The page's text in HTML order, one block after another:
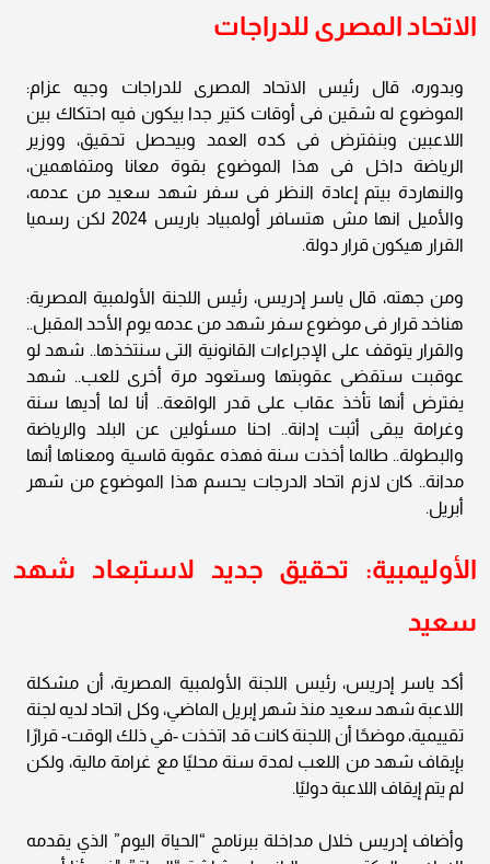
الاتحاد المصرى للدراجات
وبدوره، قال رئيس الاتحاد المصرى للدراجات وجيه عزام:
الموضوع له شقين فى أوقات كتير جدا بيكون فيه احتكاك بين
اللاعبين وبنفترض فى كده العمد وبيحصل تحقيق، ووزير
الرياضة داخل فى هذا الموضوع بقوة معانا ومتفاهمين،
والنهاردة بيتم إعادة النظر فى سفر شهد سعيد من عدمه،
والأميل انها مش هتسافر أولمبياد باريس 2024 لكن رسميا
القرار هيكون قرار دولة.
ومن جهته، قال ياسر إدريس، رئيس اللجنة الأولمبية المصرية:
هناخد قرار فى موضوع سفر شهد من عدمه يوم الأحد المقبل..
والقرار يتوقف على الإجراءات القانونية التى سنتخذها.. شهد لو
عوقبت ستقضى عقوبتها وستعود مرة أخرى للعب.. شهد
يفترض أنها تأخذ عقاب على قدر الواقعة.. أنا لما أديها سنة
وغرامة يبقى أثبت إدانة.. احنا مسئولين عن البلد والرياضة
والبطولة.. طالما أخذت سنة فهذه عقوبة قاسية ومعناها أنها
مدانة.. كان لازم اتحاد الدرجات يحسم هذا الموضوع من شهر
أبريل.
الأوليمبية: تحقيق جديد لاستبعاد شهد
سعيد
أكد ياسر إدريس، رئيس اللجنة الأولمبية المصرية، أن مشكلة
اللاعبة شهد سعيد منذ شهر إبريل الماضي، وكل اتحاد لديه لجنة
تقييمية، موضحًا أن اللجنة كانت قد اتخذت -في ذلك الوقت- قرارًا
بإيقاف شهد من اللعب لمدة سنة محليًا مع غرامة مالية، ولكن
لم يتم إيقاف اللاعبة دوليًا.
وأضاف إدريس خلال مداخلة ببرنامج “الحياة اليوم” الذي يقدمه